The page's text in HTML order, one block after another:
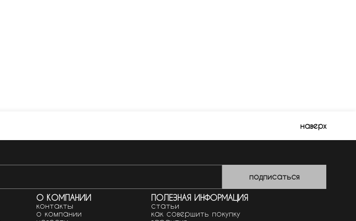
наверх
подписаться
О КОМПАНИИ
контакты
о компании
ПОЛЕЗНАЯ ИНФОРМАЦИЯ
статьи
как совершить покупку